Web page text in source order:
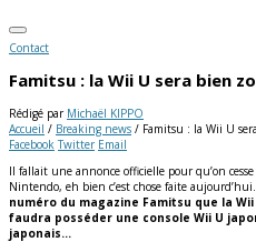
Contact
Famitsu : la Wii U sera bien
Rédigé par Michaël KIPPO
Accueil / Breaking news / Famitsu : la Wii U
Facebook Twitter Email
Il fallait une annonce officielle pour qu’on
Nintendo, eh bien c’est chose faite aujourd’hui.
numéro du magazine Famitsu que la
faudra posséder une console Wii U
japonais…